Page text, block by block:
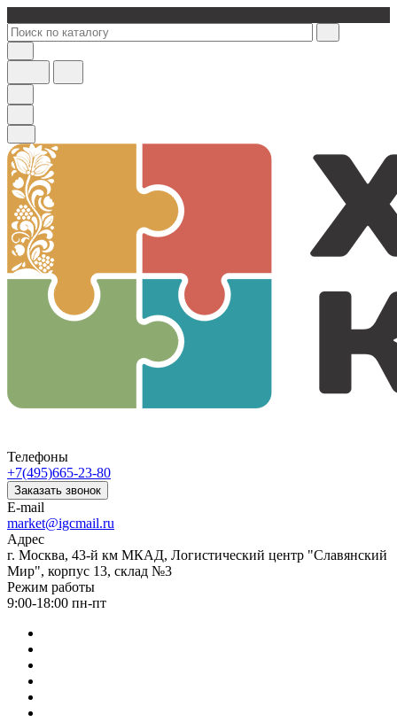
Телефоны
+7(495)665-23-80
Заказать звонок
E-mail
market@igcmail.ru
Адрес
г. Москва, 43-й км МКАД, Логистический центр "Славянский
Мир", корпус 13, склад №3
Режим работы
9:00-18:00 пн-пт